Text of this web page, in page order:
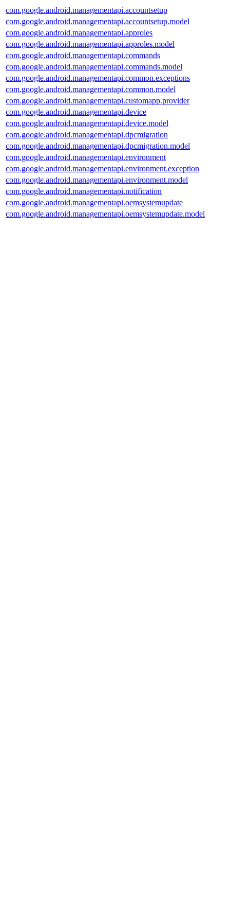
com.google.android.managementapi.accountsetup
com.google.android.managementapi.accountsetup.model
com.google.android.managementapi.approles
com.google.android.managementapi.approles.model
com.google.android.managementapi.commands
com.google.android.managementapi.commands.model
com.google.android.managementapi.common.exceptions
com.google.android.managementapi.common.model
com.google.android.managementapi.customapp.provider
com.google.android.managementapi.device
com.google.android.managementapi.device.model
com.google.android.managementapi.dpcmigration
com.google.android.managementapi.dpcmigration.model
com.google.android.managementapi.environment
com.google.android.managementapi.environment.exception
com.google.android.managementapi.environment.model
com.google.android.managementapi.notification
com.google.android.managementapi.oemsystemupdate
com.google.android.managementapi.oemsystemupdate.model